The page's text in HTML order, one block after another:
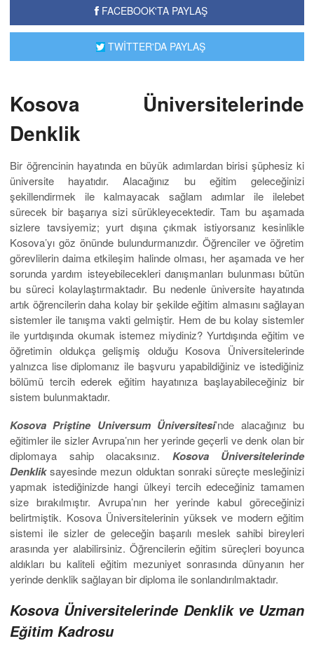
FACEBOOK'TA PAYLAŞ
TWİTTER'DA PAYLAŞ
Kosova Üniversitelerinde
Denklik
Bir öğrencinin hayatında en büyük adımlardan birisi şüphesiz ki
üniversite hayatıdır. Alacağınız bu eğitim geleceğinizi
şekillendirmek ile kalmayacak sağlam adımlar ile ilelebet
sürecek bir başarıya sizi sürükleyecektedir. Tam bu aşamada
sizlere tavsiyemiz; yurt dışına çıkmak istiyorsanız kesinlikle
Kosova’yı göz önünde bulundurmanızdır. Öğrenciler ve öğretim
görevlilerin daima etkileşim halinde olması, her aşamada ve her
sorunda yardım isteyebilecekleri danışmanları bulunması bütün
bu süreci kolaylaştırmaktadır. Bu nedenle üniversite hayatında
artık öğrencilerin daha kolay bir şekilde eğitim almasını sağlayan
sistemler ile tanışma vakti gelmiştir. Hem de bu kolay sistemler
ile yurtdışında okumak istemez miydiniz? Yurtdışında eğitim ve
öğretimin oldukça gelişmiş olduğu Kosova Üniversitelerinde
yalnızca lise diplomanız ile başvuru yapabildiğiniz ve istediğiniz
bölümü tercih ederek eğitim hayatınıza başlayabileceğiniz bir
sistem bulunmaktadır.
Kosova Priştine Universum Üniversitesi’nde alacağınız bu
eğitimler ile sizler Avrupa’nın her yerinde geçerli ve denk olan bir
diplomaya sahip olacaksınız. Kosova Üniversitelerinde
Denkliksayesinde mezun olduktan sonraki süreçte mesleğinizi
yapmak istediğinizde hangi ülkeyi tercih edeceğiniz tamamen
size bırakılmıştır. Avrupa’nın her yerinde kabul göreceğinizi
belirtmiştik. Kosova Üniversitelerinin yüksek ve modern eğitim
sistemi ile sizler de geleceğin başarılı meslek sahibi bireyleri
arasında yer alabilirsiniz. Öğrencilerin eğitim süreçleri boyunca
aldıkları bu kaliteli eğitim mezuniyet sonrasında dünyanın her
yerinde denklik sağlayan bir diploma ile sonlandırılmaktadır.
Kosova Üniversitelerinde Denklik ve Uzman
Eğitim Kadrosu